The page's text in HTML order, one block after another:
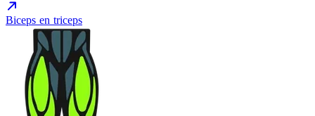
Biceps en triceps